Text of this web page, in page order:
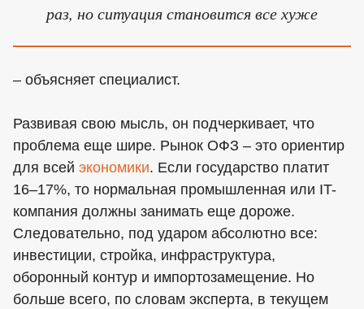
раз, но ситуация становится все хуже
– объясняет специалист.
Развивая свою мысль, он подчеркивает, что
проблема еще шире. Рынок ОФЗ – это ориентир
для всей экономики. Если государство платит
16–17%, то нормальная промышленная или IT-
компания должны занимать еще дороже.
Следовательно, под ударом абсолютно все:
инвестиции, стройка, инфраструктура,
оборонный контур и импортозамещение. Но
больше всего, по словам эксперта, в текущем